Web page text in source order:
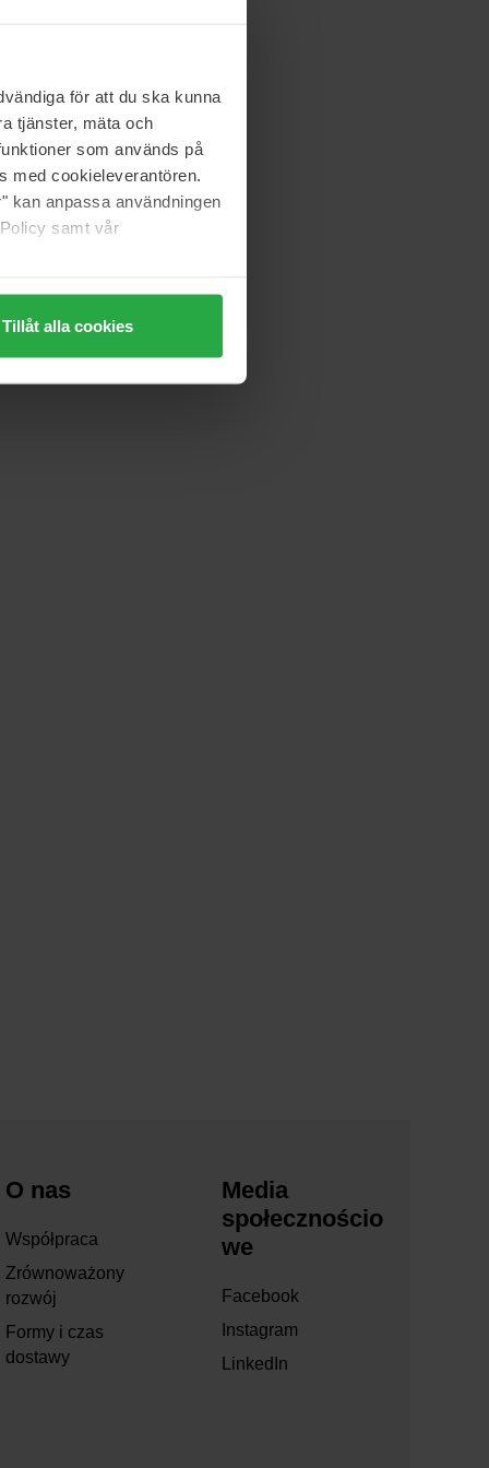
för att du ska kunna
tjänster, mäta och
som används på
med cookieleverantören.
kan anpassa användningen
samt vår
Tillåt alla cookies
O nas
Współpraca
Zrównoważony
rozwój
Formy i czas
dostawy
Media
społecznościo
we
Facebook
Instagram
LinkedIn